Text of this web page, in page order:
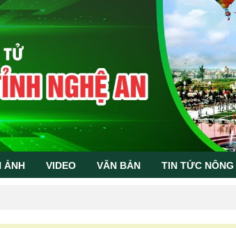
ẢNH VIDEO VĂN BẢN TIN TỨC